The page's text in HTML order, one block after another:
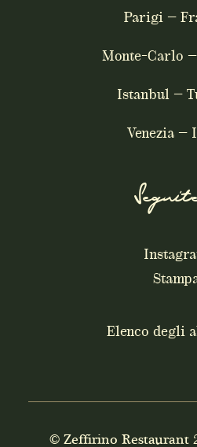
Parigi –
Monte-Carlo
Istanbul –
Venezia –
Elenco degli
© Zeffirino Restaurant